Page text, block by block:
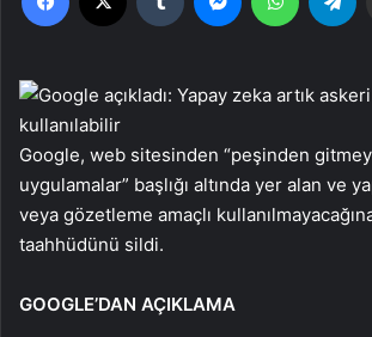
Google, web sitesinden “peşinden
uygulamalar” başlığı altında yer alan ve
veya gözetleme amaçlı
taahhüdünü sildi.
GOOGLE’DAN AÇIKLAMA